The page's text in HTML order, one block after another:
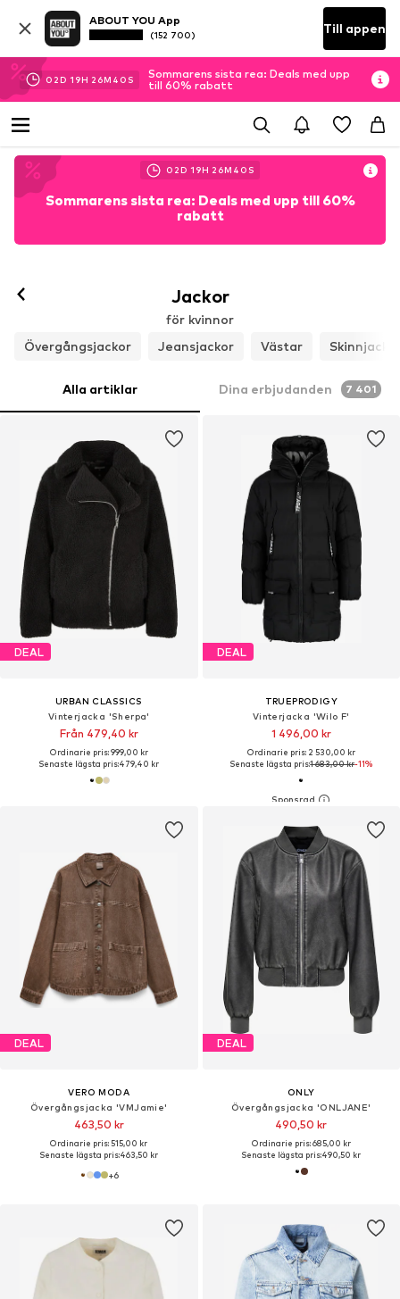
ABOUT YOU App
(152 700) Till appen
02D 19H 26M 37 S
Sommarens sista rea: Deals med upp
till 60% rabatt
02D 19H 26M 37 S
Sommarens sista rea: Deals med upp till 60%
rabatt
Jackor
för kvinnor
Övergångsjackor
Jeansjackor Västar
Alla artiklar Dina erbjudanden 7 401
DEAL
URBAN CLASSICS
Vinterjacka 'Sherpa'
Från 479,40 kr
Ordinarie pris: 999,00 kr
Senaste lägsta pris:479,40 kr
DEAL
TRUEPRODIGY
Vinterjacka 'Wilo F'
1 496,00 kr
Ordinarie pris: 2 530,00 kr
Senaste lägsta pris:1 683,00 kr-11%
DEAL
VERO MODA
Övergångsjacka 'VMJamie'
463,50 kr
Ordinarie pris: 515,00 kr
Senaste lägsta pris:463,50 kr
+6
DEAL
ONLY
Övergångsjacka 'ONLJANE'
490,50 kr
Ordinarie pris: 685,00 kr
Senaste lägsta pris:490,50 kr